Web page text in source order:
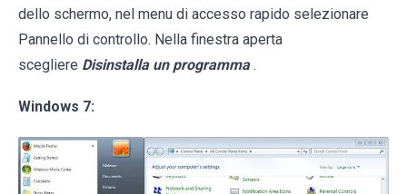
dello schermo, nel menu di accesso rapido selezionare
Pannello di controllo. Nella finestra aperta
scegliere Disinstalla un programma .
Windows 7: